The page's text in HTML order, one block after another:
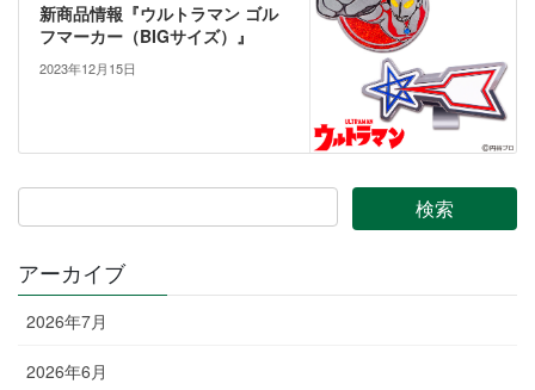
新商品情報『ウルトラマン ゴル
フマーカー（BIGサイズ）』
2023年12月15日
アーカイブ
2026年7月
2026年6月